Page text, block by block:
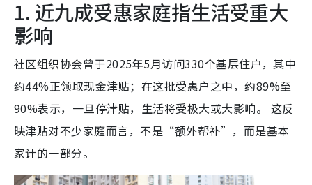
1. 近九成受惠家庭指生活受重大
影响
社区组织协会曾于2025年5月访问330个基层住户，其中
约44%正领取现金津贴；在这批受惠户之中，约89%至
90%表示，一旦停津贴，生活将受极大或大影响。 这反
映津贴对不少家庭而言，不是“额外帮补”，而是基本
家计的一部分。